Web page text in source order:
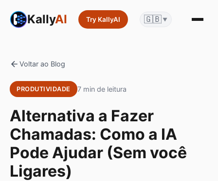
KallyAI Try KallyAI 🇬🇧 ▼
Voltar ao Blog
PRODUTIVIDADE 7 min de leitura
Alternativa a Fazer
Chamadas: Como a IA
Pode Ajudar (Sem você
Ligares)